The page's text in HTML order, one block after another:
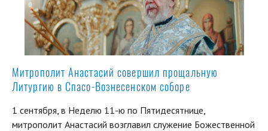
Митрополит Анастасий совершил прощальную
Литургию в Спасо-Вознесенском соборе
1 сентября, в Неделю 11-ю по Пятидесятнице,
митрополит Анастасий возглавил служение Божественной